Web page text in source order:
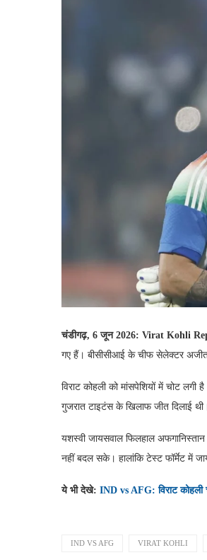
चंडीगढ़, 6 जून 2026: Virat Kohli
गए हैं। बीसीसीआई के चीफ सेलेक्टर अजीत
विराट कोहली को मांसपेशियों में चोट
गुजरात टाइटंस के खिलाफ जीत दिलाई
यशस्वी जायसवाल फिलहाल
नहीं बदल सके। हालांकि टेस्ट फॉर्मेट में
ये भी देखे: IND vs AFG: विराट
IND VS AFG VIRAT KOHLI